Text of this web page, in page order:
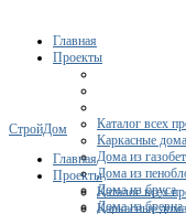
Главная
Проекты
Каталог всех
Каркасные дома
Дома из
Дома из
Дома из бруса
Дома из бревна
СтройДом
Главная
Проекты
Каталог всех
Каркасные дома